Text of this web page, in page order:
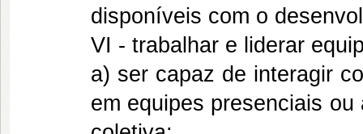
disponíveis com o
VI - trabalhar e liderar
a) ser capaz de interagir
em equipes presenciais